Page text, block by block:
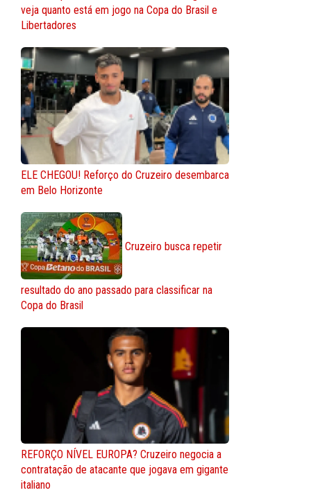
veja quanto está em jogo na Copa do Brasil e
Libertadores
ELE CHEGOU! Reforço do Cruzeiro desembarca
em Belo Horizonte
Cruzeiro busca repetir
resultado do ano passado para classificar na
Copa do Brasil
REFORÇO NÍVEL EUROPA? Cruzeiro negocia a
contratação de atacante que jogava em gigante
italiano